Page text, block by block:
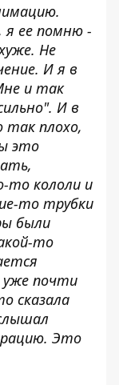
я ее помню -
Не
И я в
и так
И в
плохо,
это
то кололи и
то трубки
были
то
уже почти
сказала
Это